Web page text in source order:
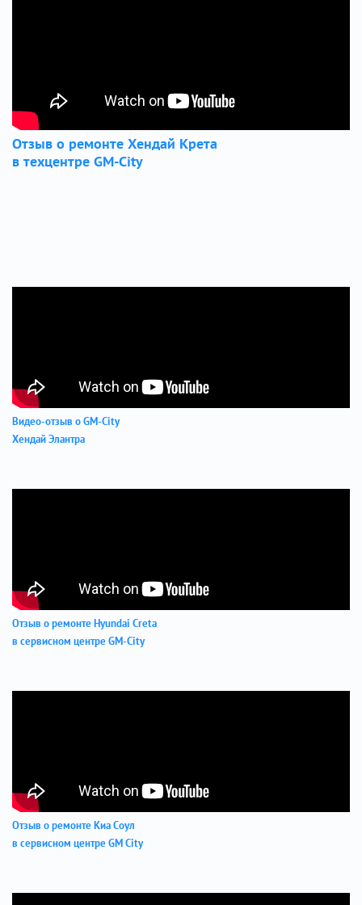
Отзыв о ремонте Хендай Крета
в техцентре GM-City
Видео-отзыв о GM-City
Хендай Элантра
Отзыв о ремонте Hyundai Creta
в сервисном центре GM-City
Отзыв о ремонте Киа Соул
в сервисном центре GM City